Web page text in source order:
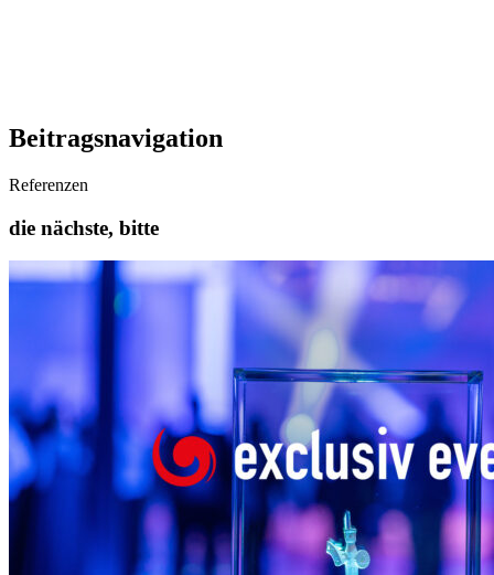
Beitragsnavigation
Referenzen
die nächste, bitte